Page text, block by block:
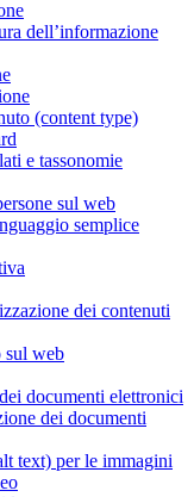
dell’informazione
(content type)
e tassonomie
sul web
semplice
dei contenuti
sul web
documenti elettronici
dei documenti
text) per le immagini